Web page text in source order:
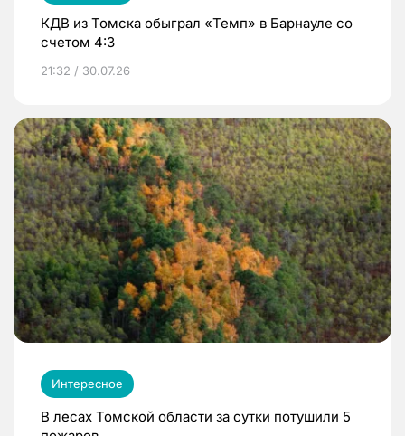
КДВ из Томска обыграл «Темп» в Барнауле со
счетом 4:3
21:32 / 30.07.26
Интересное
В лесах Томской области за сутки потушили 5